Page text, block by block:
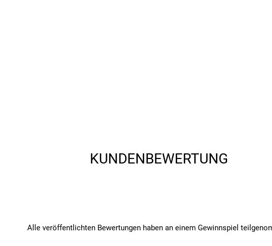
KUNDENBEWERTUNG
Alle veröffentlichten Bewertungen haben an einem Gewinnspiel